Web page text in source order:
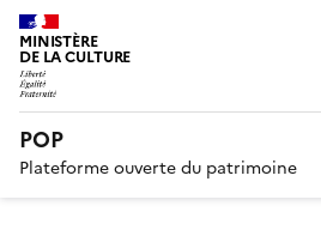
MINISTÈRE
DE LA CULTURE
POP
Plateforme ouverte du patrimoine